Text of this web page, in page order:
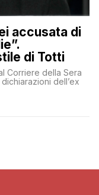
accusata di
di Totti
Corriere della Sera
dell’ex